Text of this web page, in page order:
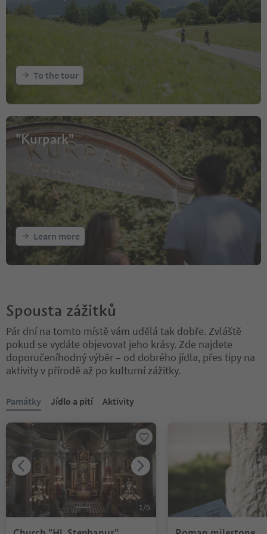
To the tour
"Kurpark"
Learn more
Spousta zážitků
Pár dní na tomto místě vám udělá tak dobře. Zvláště
pokud se vydáte objevovat jeho krásy. Zde najdete
doporučeníhodný výběr – od dobrého jídla, přes tipy na
aktivity v přírodě až po kulturní zážitky.
Nacházíte se na tabulkovém posuvníku. Vyberte kartu pro
Památky Jídlo a pití Aktivity
1 /5